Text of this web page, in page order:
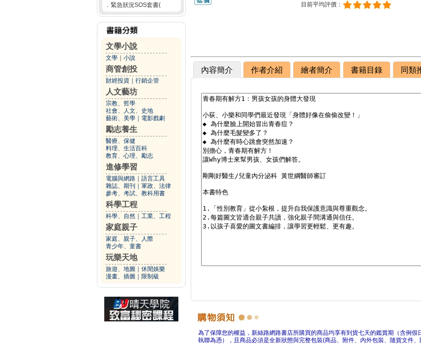
． 緊急狀況SOS套書(
文學小說
文學 小說
商管創投
財經投資 行銷企管
人文藝坊
宗教、哲學
社會、人文、史地
藝術、美學
電影戲劇
勵志養生
醫療、保健
料理、生活百科
教育、心理、勵志
進修學習
電腦與網路
語言工具
雜誌、期刊
軍政、法律
參考、考試、教科用書
科學工程
科學、自然 工業、工程
家庭親子
家庭、親子、人際
青少年、童書
玩樂天地
旅遊、地圖
休閒娛樂
漫畫、插圖
限制級
目前平均評價：
內容簡介 作者介紹 繪者簡介 書籍目錄 同類
為了保障您的權益，新絲路網路書店所購買的商品均享有到貨七天的鑑賞期（含例
執聯為憑），且商品必須是全新狀態與完整包裝(商品、附件、內外包裝、隨貨文件、